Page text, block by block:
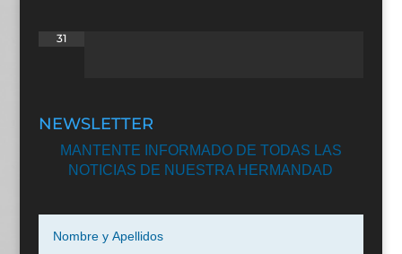
31
NEWSLETTER
MANTENTE INFORMADO DE TODAS LAS
NOTICIAS DE NUESTRA HERMANDAD